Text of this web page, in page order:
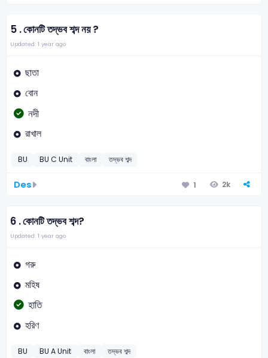
5 .কোনটি তদ্ভব শব্দ নয় ?
Updated: 1 year ago
ছাতা
বোন
নদী
রাখাল
BU BU C Unit বাংলা তদ্ভব শব্দ
Des 1 2k
6 .কোনটি তদ্ভব শব্দ?
Updated: 1 year ago
গরু
মহিষ
হাতি
হরিণ
BU BU A Unit বাংলা তদ্ভব শব্দ